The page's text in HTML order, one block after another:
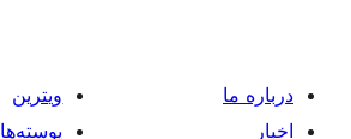
درباره ما
اخبار
ویترین
پوسته‌ها